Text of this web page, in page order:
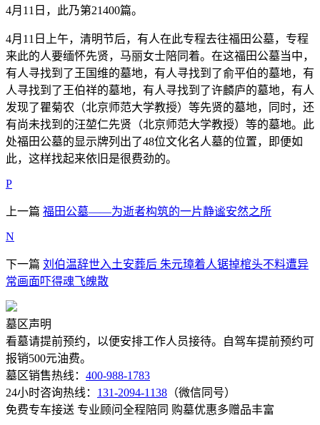
4月11日，此乃第21400篇。
4月11日上午，清明节后，有人在此专程去往福田公墓，专程
来此的人要缅怀先贤，马丽女士陪同着。在这福田公墓当中，
有人寻找到了王国维的墓地，有人寻找到了俞平伯的墓地，有
人寻找到了王伯祥的墓地，有人寻找到了许麟庐的墓地，有人
发现了瞿菊农（北京师范大学教授）等先贤的墓地，同时，还
有尚未找到的汪堃仁先贤（北京师范大学教授）等的墓地。此
处福田公墓的显示牌列出了48位文化名人墓的位置，即便如
此，这样找起来依旧是很费劲的。
P
上一篇 福田公墓——为逝者构筑的一片静谧安然之所
N
下一篇 刘伯温辞世入土安葬后 朱元璋着人锯掉棺头不料遭异
常画面吓得魂飞魄散
墓区声明
看墓请提前预约，以便安排工作人员接待。自驾车提前预约可
报销500元油费。
墓区销售热线： 400-988-1783
24小时咨询热线： 131-2094-1138 （微信同号）
免费专车接送 专业顾问全程陪同 购墓优惠多赠品丰富